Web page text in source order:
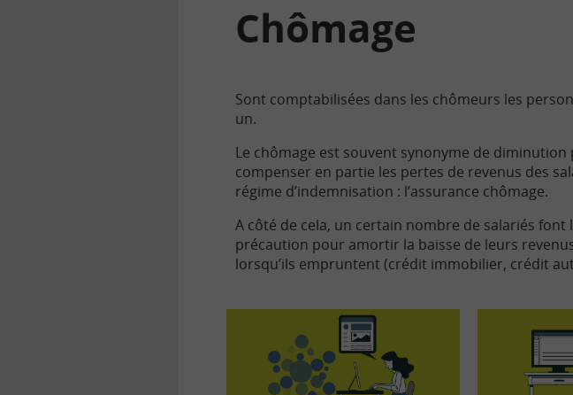
Chômage
Sont comptabilisées dans les chômeurs les
un.
Le chômage est souvent synonyme de
compenser en partie les pertes de revenus des
régime d’indemnisation : l’assurance chômage.
A côté de cela, un certain nombre de salariés
précaution pour amortir la baisse de leurs
lorsqu’ils empruntent (crédit immobilier, crédit